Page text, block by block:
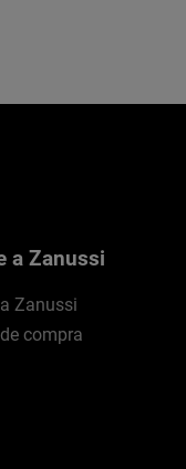
a Zanussi
Zanussi
compra